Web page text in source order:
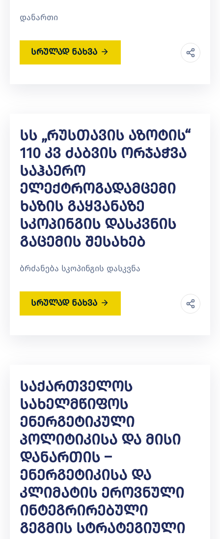
დანართი
სრულად ნახვა
Სს „რუსთავის Აზოტის“
110 Კვ Ძაბვის Ორჯაჭვა
Საჰაერო
Ელექტროგადამცემი
Ხაზის Გაყვანაზე
Სკოპინგის Დასკვნის
Გაცემის Შესახებ
ბრძანება სკოპინგის დასკვნა
სრულად ნახვა
Საქართველოს
Სახელმწიფოს
Ენერგეტიკული
Პოლიტიკისა Და Მისი
Დანართის –
Ენერგეტიკისა Და
Კლიმატის Ეროვნული
Ინტეგრირებული
Გეგმის Სტრატეგიული